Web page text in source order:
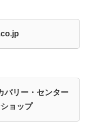
バリー・ センター
ショップ